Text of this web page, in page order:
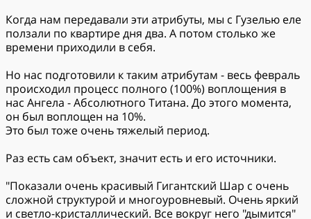
Когда нам передавали эти атрибуты, мы с Гузелью еле
ползали по квартире дня два. А потом столько же
времени приходили в себя.
Но нас подготовили к таким атрибутам - весь февраль
происходил процесс полного (100%) воплощения в
нас Ангела - Абсолютного Титана. До этого момента,
он был воплощен на 10%.
Это был тоже очень тяжелый период.
Раз есть сам объект, значит есть и его источники.
"Показали очень красивый Гигантский Шар с очень
сложной структурой и многоуровневый. Очень яркий
и светло-кристаллический. Все вокруг него "дымится"